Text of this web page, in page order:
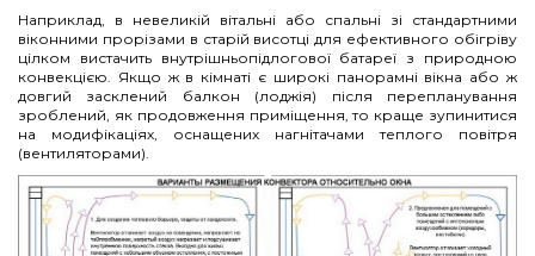
Наприклад, в невеликій вітальні або спальні зі стандартними
віконними прорізами в старій висотці для ефективного обігріву
цілком вистачить внутрішньопідлогової батареї з природною
конвекцією. Якщо ж в кімнаті є широкі панорамні вікна або ж
довгий засклений балкон (лоджія) після перепланування
зроблений, як продовження приміщення, то краще зупинитися
на модифікаціях, оснащених нагнітачами теплого повітря
(вентиляторами).